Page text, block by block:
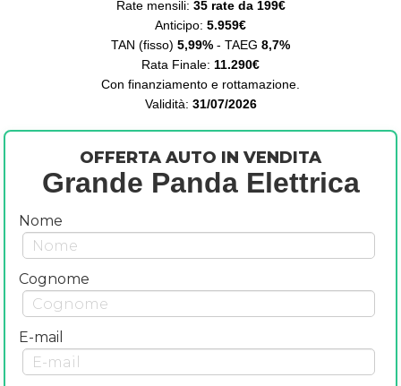
Rate mensili: 35 rate da 199€
Anticipo: 5.959€
TAN (fisso) 5,99% - TAEG 8,7%
Rata Finale: 11.290€
Con finanziamento e rottamazione.
Validità: 31/07/2026
OFFERTA AUTO IN VENDITA
Grande Panda Elettrica
Nome
Cognome
E-mail